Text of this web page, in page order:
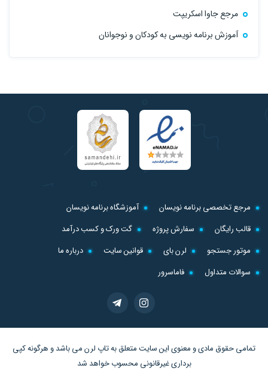
مرجع جاوا اسکریپت
آموزش برنامه نویسی به کودکان و نوجوانان
مرجع تخصصی برنامه نویسان
آموزشگاه برنامه نویسان
قالب رایگان
سفارش پروژه
گت ورک و کسب درآمد
موتور جستجو
لرن بای قوانین سایت
درباره ما
سوالات متداول
فاماسرور
تمامی حقوق مادی و معنوی این سایت متعلق بهتاپ لرنمی باشد و هرگونه کپی
برداری غیرقانونی محسوب خواهد شد